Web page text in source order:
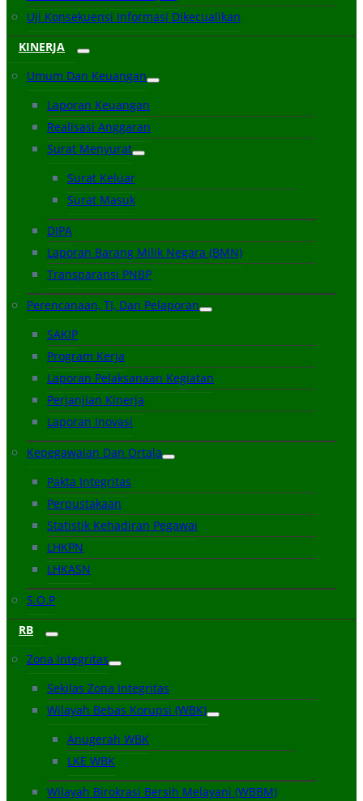
Uji Konsekuensi Informasi Dikecualikan
KINERJA
Umum Dan Keuangan
Laporan Keuangan
Realisasi Anggaran
Surat Menyurat
Surat Keluar
Surat Masuk
DIPA
Laporan Barang Milik Negara (BMN)
Transparansi PNBP
Perencanaan, TI, Dan Pelaporan
SAKIP
Program Kerja
Laporan Pelaksanaan Kegiatan
Perjanjian Kinerja
Laporan Inovasi
Kepegawaian Dan Ortala
Pakta Integritas
Perpustakaan
Statistik Kehadiran Pegawai
LHKPN
LHKASN
S.O.P
RB
Zona Integritas
Sekilas Zona Integritas
Wilayah Bebas Korupsi (WBK)
Anugerah WBK
LKE WBK
Wilayah Birokrasi Bersih Melayani (WBBM)